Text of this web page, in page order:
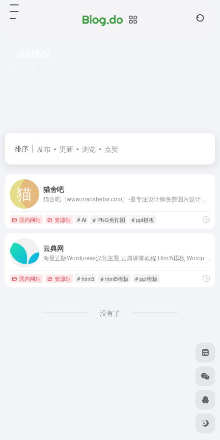
排序 发布 更新 浏览 点赞
猫舍吧
国内网站 资源站 # AI # PNG免扣图 # ppt模板
云典网
国内网站 资源站 # html5 # html5模板 # ppt模板
没有了